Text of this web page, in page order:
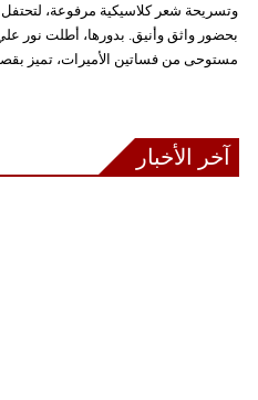
وتسريحة شعر كلاسيكية مرفوعة، لتحتفل
بحضور واثق وأنيق. بدورها، أطلت نور
مستوحى من فساتين الأميرات، تميز
آخر الأخبار